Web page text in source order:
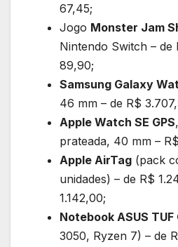
67,45;
Jogo Monster Jam
Nintendo Switch – de
89,90;
Samsung Galaxy
46 mm – de R$
Apple Watch SE GPS
prateada, 40 mm –
Apple AirTag (pack
unidades) – de R$
1.142,00;
Notebook ASUS TUF
3050, Ryzen 7) – de